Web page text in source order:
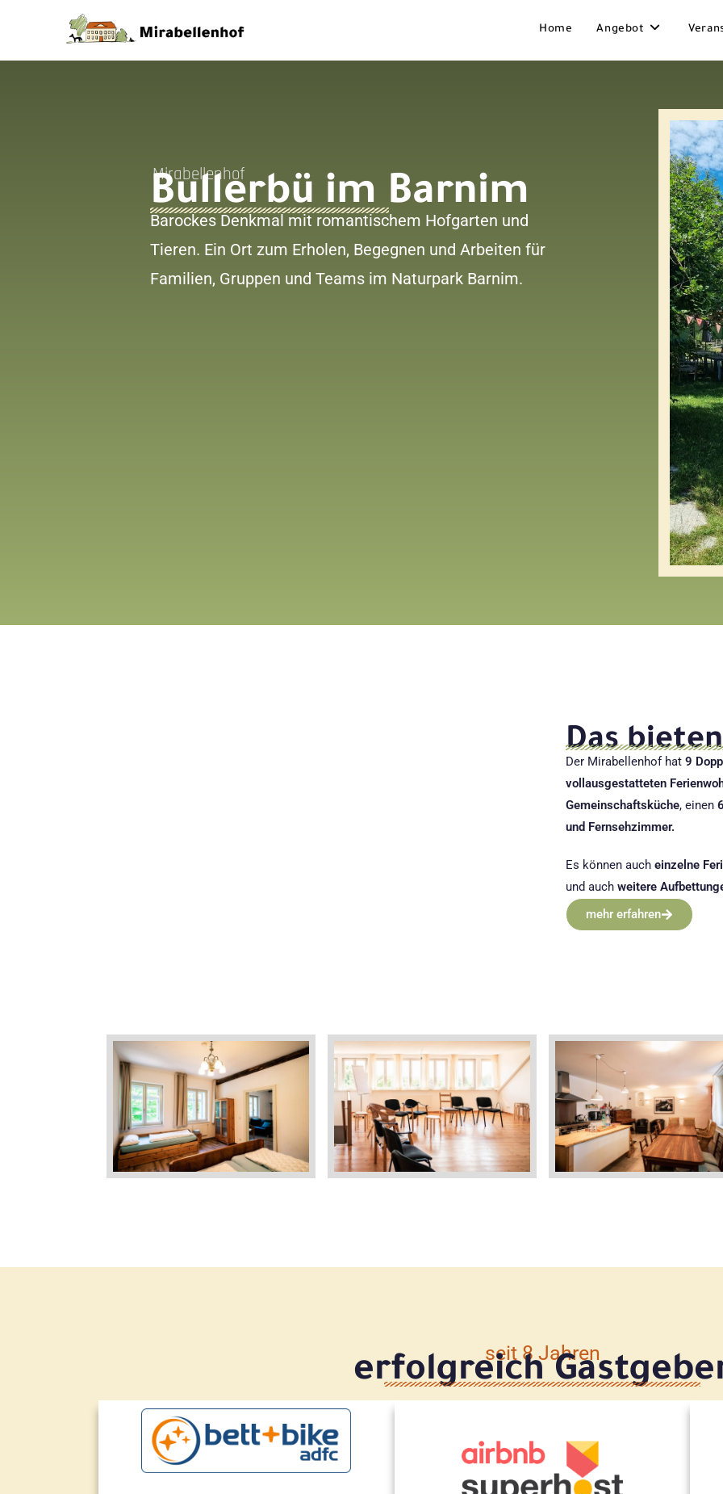
Home Angebot
Mirabellenhof
Bullerbü im Barnim
Barockes Denkmal mit romantischem Hofgarten und
Tieren. Ein Ort zum Erholen, Begegnen und Arbeiten für
Familien, Gruppen und Teams im Naturpark Barnim.
Das
Der Mirabellenhof hat9
vollausgestatteten
Gemeinschaftsküche, einen
und Fernsehzimmer.
Es können aucheinzelne
und auchweitere
mehr erfahren
seit 8 Jahren
erfolgreich